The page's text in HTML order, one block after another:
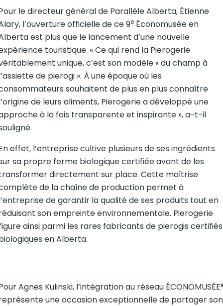
le directeur général de Parallèle Alberta, Étienne
l’ouverture officielle de ce 9e Économusée en
est plus que le lancement d’une nouvelle
touristique. « Ce qui rend la Pierogerie
unique, c’est son modèle « du champ à
de pierogi ». À une époque où les
souhaitent de plus en plus connaître
de leurs aliments, Pierogerie a développé une
à la fois transparente et inspirante », a-t-il
effet, l’entreprise cultive plusieurs de ses ingrédients
sa propre ferme biologique certifiée avant de les
directement sur place. Cette maîtrise
de la chaîne de production permet à
de garantir la qualité de ses produits tout en
son empreinte environnementale. Pierogerie
ainsi parmi les rares fabricants de pierogis certifiés
en Alberta.
Agnes Kulinski, l’intégration au réseau
une occasion exceptionnelle de partager son